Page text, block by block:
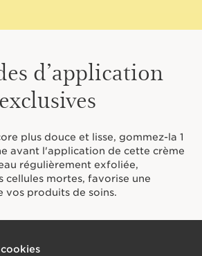
d’application
exclusives
plus douce et lisse, gommez-la 1
avant l'application de cette crème
régulièrement exfoliée,
cellules mortes, favorise une
vos produits de soins.